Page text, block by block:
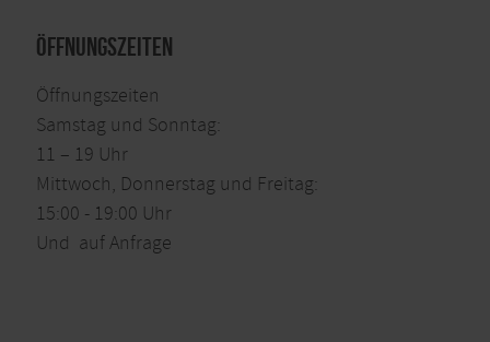
Öffnungszeiten
Öffnungszeiten
Samstag und Sonntag:
11 – 19 Uhr
Mittwoch, Donnerstag und Freitag:
15:00 - 19:00 Uhr
Und auf Anfrage